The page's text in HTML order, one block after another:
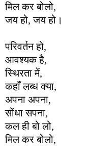
मिल कर बोलो,
जय हो, जय हो।
परिवर्तन हो,
आवश्यक है,
स्थिरता में,
कहाँ लब्ध क्या,
अपना अपना,
सोंधा सपना,
कल ही बो लो,
मिल कर बोलो,